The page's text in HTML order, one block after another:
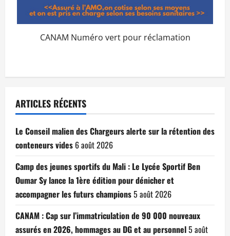
CANAM Numéro vert pour réclamation
ARTICLES RÉCENTS
Le Conseil malien des Chargeurs alerte sur la rétention des
conteneurs vides 6 août 2026
Camp des jeunes sportifs du Mali : Le Lycée Sportif Ben
Oumar Sy lance la 1ère édition pour dénicher et
accompagner les futurs champions5 août 2026
CANAM : Cap sur l’immatriculation de 90 000 nouveaux
assurés en 2026, hommages au DG et au personnel5 août